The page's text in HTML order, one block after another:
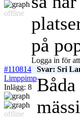
offline
på
Logga in för
#110814
Svar: Sri
Limppimp
Inlägg: 8
offline